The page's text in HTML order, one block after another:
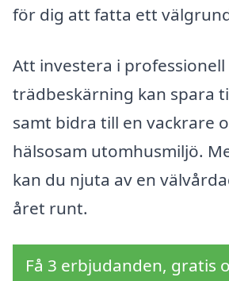
för dig att fatta ett
Att investera i professionell
trädbeskärning kan spara
samt bidra till en vackrare
hälsosam utomhusmiljö.
kan du njuta av en
året runt.
Få 3 erbjudanden, gratis